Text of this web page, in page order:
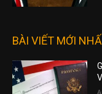
BÀI VIẾT MỚI